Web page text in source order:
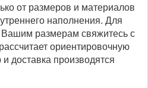
от размеров и материалов
наполнения. Для
Вашим размерам свяжитесь с
ориентировочную
доставка производятся